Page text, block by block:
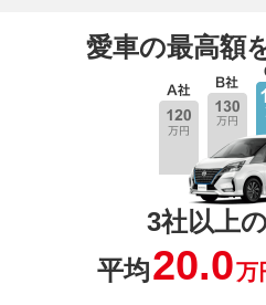
愛車の最高額
3社以上
平均20.0万